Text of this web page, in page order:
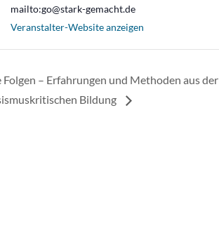
mailto:go@stark-gemacht.de
Veranstalter-Website anzeigen
– Erfahrungen und Methoden aus der
Bildung